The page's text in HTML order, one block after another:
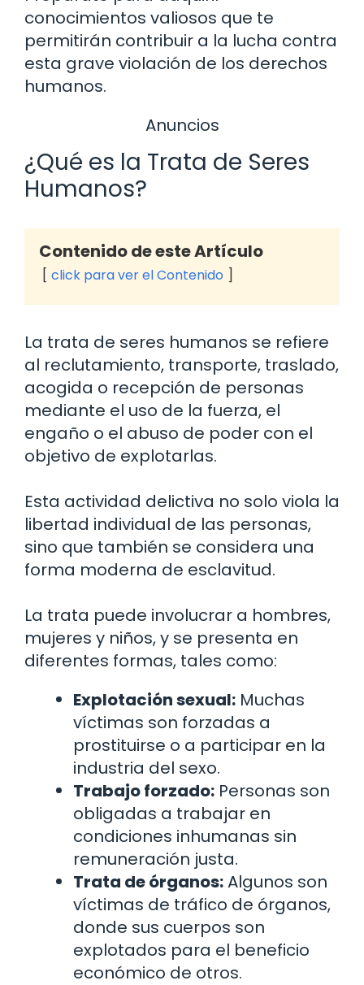
conocimientos valiosos que te
permitirán contribuir a la lucha contra
esta grave violación de los derechos
humanos.
Anuncios
¿Qué es la Trata de Seres
Humanos?
Contenido de este Artículo
click para ver el Contenido
La trata de seres humanos se refiere
al reclutamiento, transporte, traslado,
acogida o recepción de personas
mediante el uso de la fuerza, el
engaño o el abuso de poder con el
objetivo de explotarlas.
Esta actividad delictiva no solo viola la
libertad individual de las personas,
sino que también se considera una
forma moderna de esclavitud.
La trata puede involucrar a hombres,
mujeres y niños, y se presenta en
diferentes formas, tales como:
Explotación sexual: Muchas
víctimas son forzadas a
prostituirse o a participar en la
industria del sexo.
Trabajo forzado: Personas son
obligadas a trabajar en
condiciones inhumanas sin
remuneración justa.
Trata de órganos:Algunos son
víctimas de tráfico de órganos,
donde sus cuerpos son
explotados para el beneficio
económico de otros.